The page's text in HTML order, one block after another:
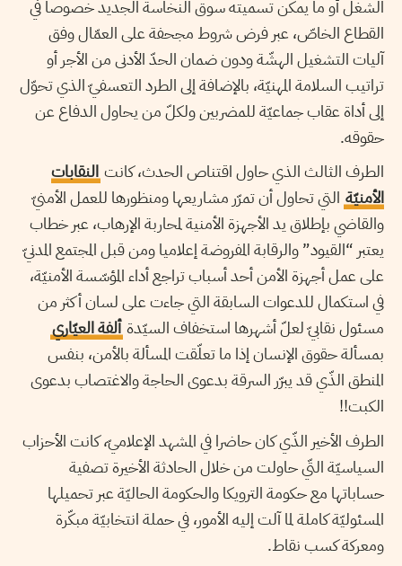
الشغل أو ما يمكن تسميته سوق النخاسة الجديد خصوصا في
القطاع الخاصّ، عبر فرض شروط مجحفة على العمّال وفق
آليات التشغيل الهشّة ودون ضمان الحدّ الأدنى من الأجر أو
تراتيب السلامة المهنيّة، بالإضافة إلى الطرد التعسفيّ الذي تحوّل
إلى أداة عقاب جماعيّة للمضربين ولكلّ من يحاول الدفاع عن
حقوقه.
الطرف الثالث الذي حاول اقتناص الحدث، كانت النقابات
الأمنيّة التي تحاول أن تمرّر مشاريعها ومنظورها للعمل الأمنيّ
والقاضي بإطلاق يد الأجهزة الأمنية لمحاربة الإرهاب، عبر خطاب
يعتبر “القيود” والرقابة المفروضة إعلاميا ومن قبل المجتمع المدنيّ
على عمل أجهزة الأمن أحد أسباب تراجع أداء المؤسّسة الأمنيّة،
في استكمال للدعوات السابقة التي جاءت على لسان أكثر من
مسئول نقابيّ لعلّ أشهرها استخفاف السيّدة ألفة العيّاري
بمسألة حقوق الإنسان إذا ما تعلّقت المسألة بالأمن، بنفس
المنطق الذّي قد يبرّر السرقة بدعوى الحاجة والاغتصاب بدعوى
الكبت!!
الطرف الأخير الذّي كان حاضرا في المشهد الإعلاميّ، كانت الأحزاب
السياسيّة التّي حاولت من خلال الحادثة الأخيرة تصفية
حساباتها مع حكومة الترويكا والحكومة الحاليّة عبر تحميلها
المسئوليّة كاملة لما آلت إليه الأمور، في حملة انتخابيّة مبكّرة
ومعركة كسب نقاط.